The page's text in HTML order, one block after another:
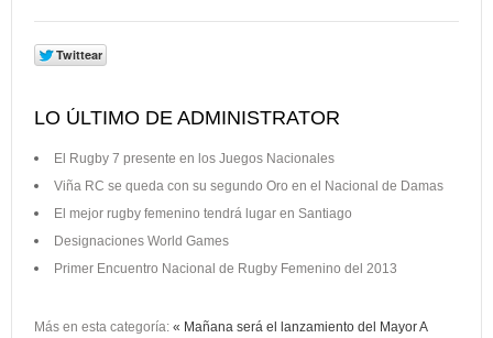
LO ÚLTIMO DE ADMINISTRATOR
El Rugby 7 presente en los Juegos Nacionales
Viña RC se queda con su segundo Oro en el Nacional de Damas
El mejor rugby femenino tendrá lugar en Santiago
Designaciones World Games
Primer Encuentro Nacional de Rugby Femenino del 2013
Más en esta categoría: « Mañana será el lanzamiento del Mayor A